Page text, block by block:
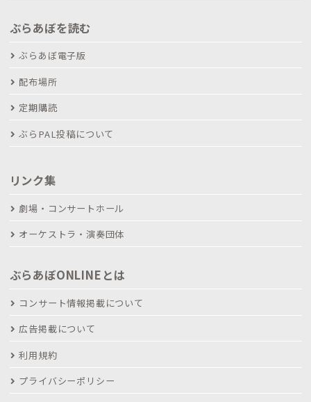
ぶらあぼを読む
ぶらあぼ電子版
配布場所
定期購読
ぶらPAL投稿について
リンク集
劇場・コンサートホール
オーケストラ・演奏団体
ぶらあぼONLINEとは
コンサート情報掲載について
広告掲載について
利用規約
プライバシーポリシー